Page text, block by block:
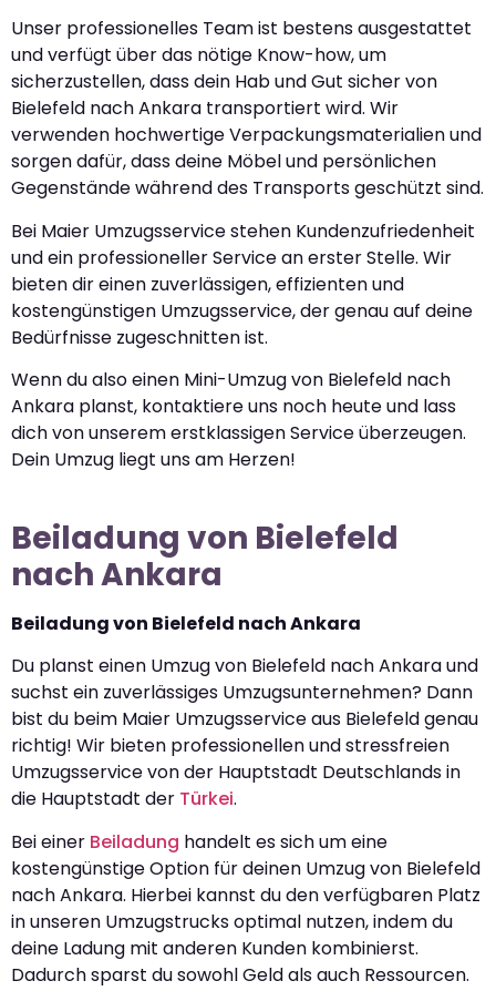
Unser professionelles Team ist bestens ausgestattet
und verfügt über das nötige Know-how, um
sicherzustellen, dass dein Hab und Gut sicher von
Bielefeld nach Ankara transportiert wird. Wir
verwenden hochwertige Verpackungsmaterialien und
sorgen dafür, dass deine Möbel und persönlichen
Gegenstände während des Transports geschützt sind.
Bei Maier Umzugsservice stehen Kundenzufriedenheit
und ein professioneller Service an erster Stelle. Wir
bieten dir einen zuverlässigen, effizienten und
kostengünstigen Umzugsservice, der genau auf deine
Bedürfnisse zugeschnitten ist.
Wenn du also einen Mini-Umzug von Bielefeld nach
Ankara planst, kontaktiere uns noch heute und lass
dich von unserem erstklassigen Service überzeugen.
Dein Umzug liegt uns am Herzen!
Beiladung von Bielefeld
nach Ankara
Beiladung von Bielefeld nach Ankara
Du planst einen Umzug von Bielefeld nach Ankara und
suchst ein zuverlässiges Umzugsunternehmen? Dann
bist du beim Maier Umzugsservice aus Bielefeld genau
richtig! Wir bieten professionellen und stressfreien
Umzugsservice von der Hauptstadt Deutschlands in
die Hauptstadt der Türkei.
Bei einer Beiladung handelt es sich um eine
kostengünstige Option für deinen Umzug von Bielefeld
nach Ankara. Hierbei kannst du den verfügbaren Platz
in unseren Umzugstrucks optimal nutzen, indem du
deine Ladung mit anderen Kunden kombinierst.
Dadurch sparst du sowohl Geld als auch Ressourcen.